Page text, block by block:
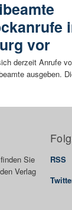
vor
derzeit Anrufe
ausgeben.
Sie
Verlag
RSS